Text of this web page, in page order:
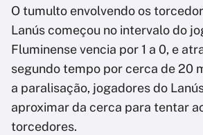
O tumulto envolvendo os
Lanús começou no intervalo do
Fluminense vencia por 1 a 0, e
segundo tempo por cerca de 20
a paralisação, jogadores do
aproximar da cerca para tentar
torcedores.